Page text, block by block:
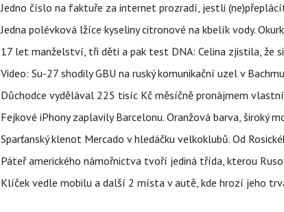
Jedno číslo na faktuře za internet prozradí, jestli
Jedna polévková lžíce kyseliny citronové na kbelík vody.
17 let manželství, tři děti a pak test DNA: Celina zjistila, že
Video: Su-27 shodily GBU na ruský komunikační uzel v
Důchodce vydělával 225 tisíc Kč měsíčně pronájmem
Fejkové iPhony zaplavily Barcelonu. Oranžová barva, široký
Sparťanský klenot Mercado v hledáčku velkoklubů. Od
Páteř amerického námořnictva tvoří jediná třída, kterou
Klíček vedle mobilu a další 2 místa v autě, kde hrozí jeho